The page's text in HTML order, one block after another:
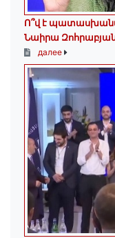
Ո՞վ է
Նաիրա
далее